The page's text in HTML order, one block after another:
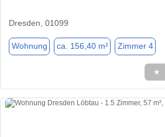
Dresden, 01099
Wohnung ca. 156,40 m² Zimmer 4
★